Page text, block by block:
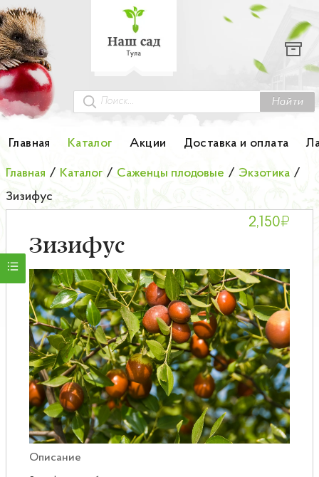
Найти
Главная Каталог Акции Доставка и оплата
Каталог
Гортензии
Грунты
Колоновидные деревья
Лук-севок
Малина
Мини-деревья
НОВИНКА Английские и Японские розы
Саженцы плодовые
Сирень
Главная / Каталог / Саженцы плодовые / Экзотика /
Зизифус
Зизифус
2,150₽
Описание